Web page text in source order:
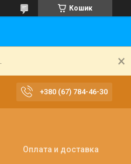
Кошик
+380 (67) 784-46-30
Оплата и доставка